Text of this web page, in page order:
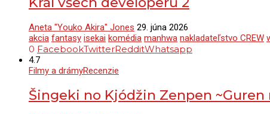
Aneta "Youko Akira" Jones 29. júna 2026
akcia fantasy isekai komédia manhwa nakladateľstvo CREW
0 FacebookTwitterRedditWhatsapp
4.7
Filmy a drámyRecenzie
Šingeki no Kjódžin Zenpen ~Guren